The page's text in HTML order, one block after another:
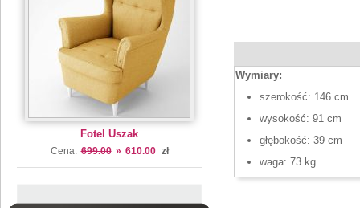
Fotel Uszak
Cena: 699.00 » 610.00 zł
Wymiary:
szerokość: 146 cm
wysokość: 91 cm
głębokość: 39 cm
waga: 73 kg